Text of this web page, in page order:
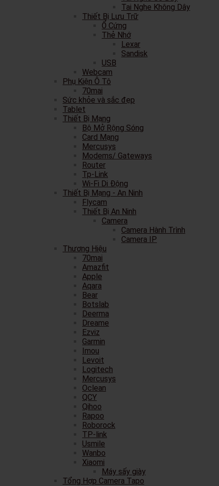
Tai Nghe Không Dây
Thiết Bị Lưu Trữ
Ổ Cứng
Thẻ Nhớ
Lexar
Sandisk
USB
Webcam
Phụ Kiện Ô Tô
70mai
Sức khỏe và sắc đẹp
Tablet
Thiết Bị Mạng
Bộ Mở Rộng Sóng
Card Mạng
Mercusys
Modems/ Gateways
Router
Tp-Link
Wi-Fi Di Động
Thiết Bị Mạng - An Ninh
Flycam
Thiết Bị An Ninh
Camera
Camera Hành Trình
Camera IP
Thương Hiệu
70mai
Amazfit
Apple
Aqara
Bear
Botslab
Deerma
Dreame
Ezviz
Garmin
Imou
Levoit
Logitech
Mercusys
Oclean
QCY
Qihoo
Rapoo
Roborock
TP-link
Usmile
Wanbo
Xiaomi
Máy sấy giày
Tổng Hợp Camera Tapo